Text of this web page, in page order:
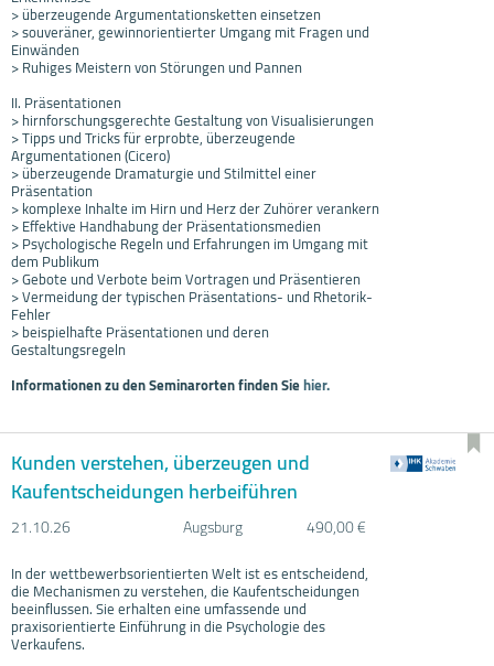
> überzeugende Argumentationsketten einsetzen
> souveräner, gewinnorientierter Umgang mit Fragen und
Einwänden
> Ruhiges Meistern von Störungen und Pannen
II. Präsentationen
> hirnforschungsgerechte Gestaltung von Visualisierungen
> Tipps und Tricks für erprobte, überzeugende
Argumentationen (Cicero)
> überzeugende Dramaturgie und Stilmittel einer
Präsentation
> komplexe Inhalte im Hirn und Herz der Zuhörer verankern
> Effektive Handhabung der Präsentationsmedien
> Psychologische Regeln und Erfahrungen im Umgang mit
dem Publikum
> Gebote und Verbote beim Vortragen und Präsentieren
> Vermeidung der typischen Präsentations- und Rhetorik-
Fehler
> beispielhafte Präsentationen und deren
Gestaltungsregeln
Informationen zu den Seminarorten finden Siehier.
Kunden verstehen, überzeugen und
Kaufentscheidungen herbeiführen
21.10.26 Augsburg 490,00 €
In der wettbewerbsorientierten Welt ist es entscheidend,
die Mechanismen zu verstehen, die Kaufentscheidungen
beeinflussen. Sie erhalten eine umfassende und
praxisorientierte Einführung in die Psychologie des
Verkaufens.